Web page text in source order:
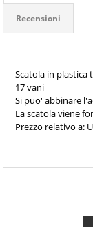
Recensioni
Scatola in plastica
17 vani
Si puo' abbinare
La scatola viene
Prezzo relativo a: